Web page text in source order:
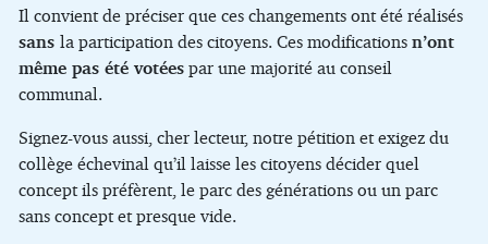
Il convient de préciser que ces changements ont été réalisés
sansla participation des citoyens. Ces modificationsn’ont
même pas été votéespar une majorité au conseil
communal.
Signez-vous aussi, cher lecteur, notre pétition et exigez du
collège échevinal qu’il laisse les citoyens décider quel
concept ils préfèrent, le parc des générations ou un parc
sans concept et presque vide.